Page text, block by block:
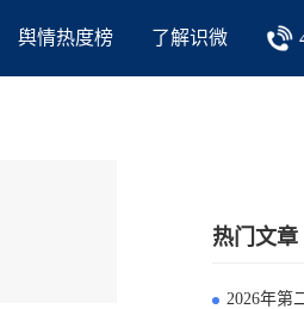
舆情热度榜 了解识微
热门文章
2026年第